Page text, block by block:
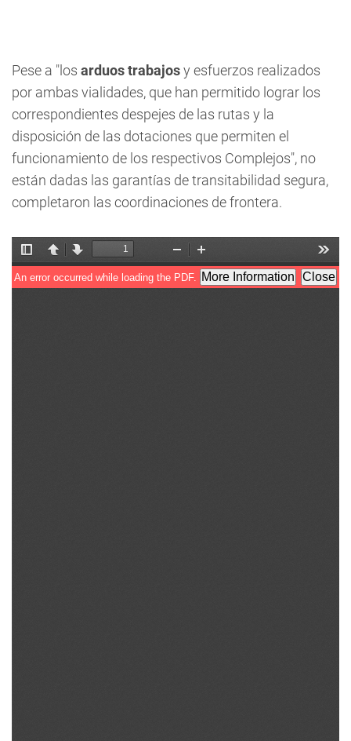
Pese a "los arduos trabajosy esfuerzos realizados
por ambas vialidades, que han permitido lograr los
correspondientes despejes de las rutas y la
disposición de las dotaciones que permiten el
funcionamiento de los respectivos Complejos", no
están dadas las garantías de transitabilidad segura,
completaron las coordinaciones de frontera.